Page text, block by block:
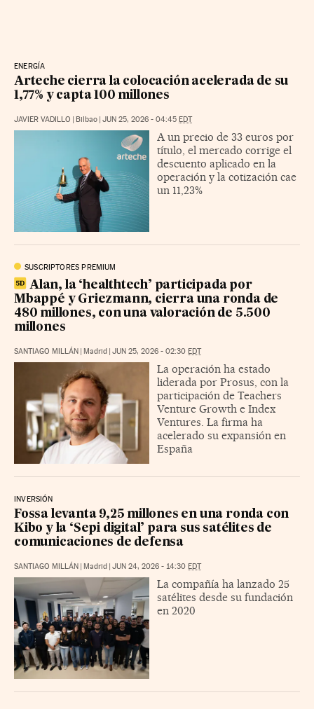
ENERGÍA
Arteche cierra la colocación acelerada de su
1,77% y capta 100 millones
JAVIER VADILLO Bilbao JUN 25, 2026 - 04:45 EDT
A un precio de 33 euros por
título, el mercado corrige el
descuento aplicado en la
operación y la cotización cae
un 11,23%
SUSCRIPTORES PREMIUM
Alan, la ‘healthtech’ participada por
Mbappé y Griezmann, cierra una ronda de
480 millones, con una valoración de 5.500
millones
SANTIAGO MILLÁN Madrid JUN 25, 2026 - 02:30 EDT
La operación ha estado
liderada por Prosus, con la
participación de Teachers
Venture Growth e Index
Ventures. La firma ha
acelerado su expansión en
España
INVERSIÓN
Fossa levanta 9,25 millones en una ronda con
Kibo y la ‘Sepi digital’ para sus satélites de
comunicaciones de defensa
SANTIAGO MILLÁN Madrid JUN 24, 2026 - 14:30 EDT
La compañía ha lanzado 25
satélites desde su fundación
en 2020